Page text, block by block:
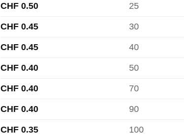
CHF 0.50 25
CHF 0.45 30
CHF 0.45 40
CHF 0.40 50
CHF 0.40 70
CHF 0.40 90
CHF 0.35 100